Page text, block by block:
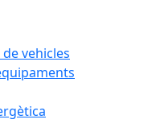
vehicles